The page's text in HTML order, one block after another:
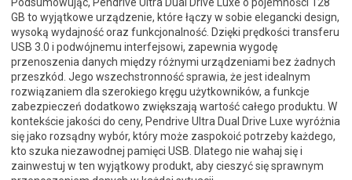
GB to wyjątkowe urządzenie, które łączy w sobie elegancki design,
wysoką wydajność oraz funkcjonalność. Dzięki prędkości transferu
USB 3.0 i podwójnemu interfejsowi, zapewnia wygodę
przenoszenia danych między różnymi urządzeniami bez żadnych
przeszkód. Jego wszechstronność sprawia, że jest idealnym
rozwiązaniem dla szerokiego kręgu użytkowników, a funkcje
zabezpieczeń dodatkowo zwiększają wartość całego produktu. W
kontekście jakości do ceny, Pendrive Ultra Dual Drive Luxe wyróżnia
się jako rozsądny wybór, który może zaspokoić potrzeby każdego,
kto szuka niezawodnej pamięci USB. Dlatego nie wahaj się i
zainwestuj w ten wyjątkowy produkt, aby cieszyć się sprawnym